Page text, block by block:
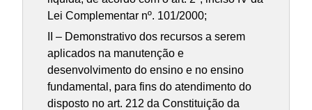
Lei Complementar nº. 101/2000;
II – Demonstrativo dos recursos a serem
aplicados na manutenção e
desenvolvimento do ensino e no ensino
fundamental, para fins do atendimento do
disposto no art. 212 da Constituição da